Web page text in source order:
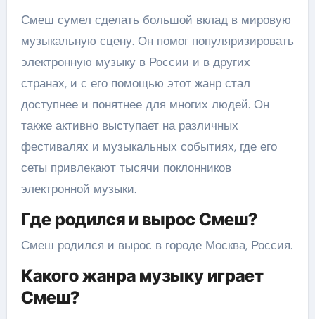
Смеш сумел сделать большой вклад в мировую
музыкальную сцену. Он помог популяризировать
электронную музыку в России и в других
странах, и с его помощью этот жанр стал
доступнее и понятнее для многих людей. Он
также активно выступает на различных
фестивалях и музыкальных событиях, где его
сеты привлекают тысячи поклонников
электронной музыки.
Где родился и вырос Смеш?
Смеш родился и вырос в городе Москва, Россия.
Какого жанра музыку играет
Смеш?